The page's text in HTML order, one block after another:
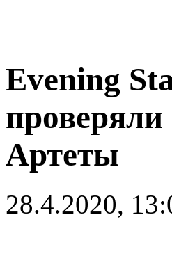
Evening
проверяли
Артеты
28.4.2020,